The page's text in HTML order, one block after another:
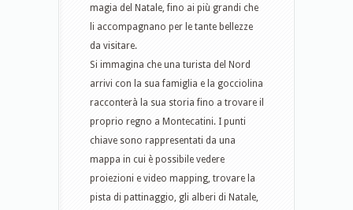
magia del Natale, fino ai più grandi che
li accompagnano per le tante bellezze
da visitare.
Si immagina che una turista del Nord
arrivi con la sua famiglia e la gocciolina
racconterà la sua storia fino a trovare il
proprio regno a Montecatini. I punti
chiave sono rappresentati da una
mappa in cui è possibile vedere
proiezioni e video mapping, trovare la
pista di pattinaggio, gli alberi di Natale,